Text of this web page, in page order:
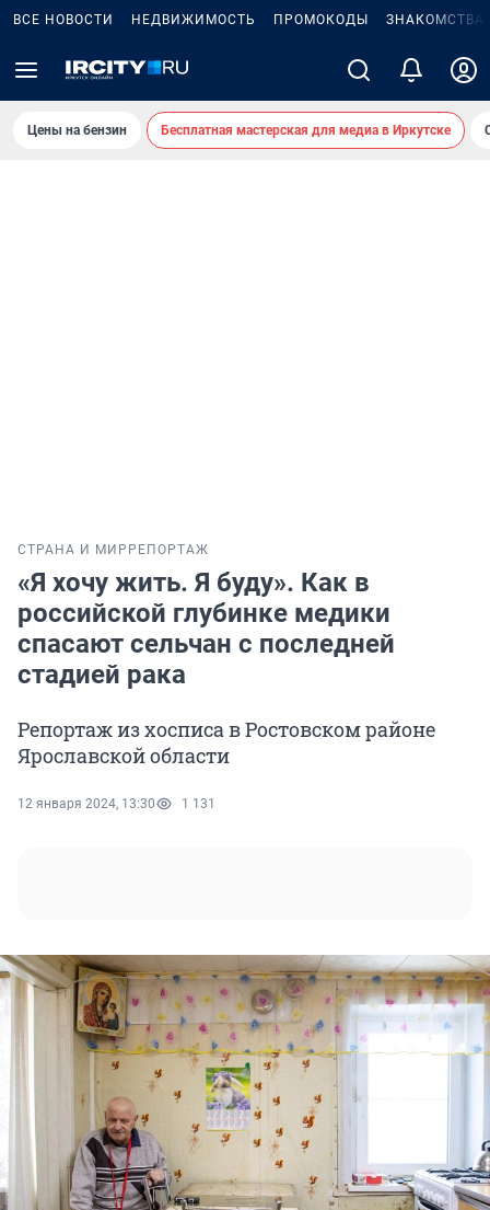
ВСЕ НОВОСТИ НЕДВИЖИМОСТЬ ПРОМОКОДЫ ЗНАКОМСТВА
Цены на бензин Бесплатная мастерская для медиа в Иркутске
СТРАНА И МИР РЕПОРТАЖ
«Я хочу жить. Я буду». Как в
российской глубинке медики
спасают сельчан с последней
стадией рака
Репортаж из хосписа в Ростовском районе
Ярославской области
12 января 2024, 13:30 1 131